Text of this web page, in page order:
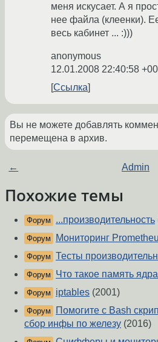
меня искусает. А я
нее файла (клеенки).
весь кабинет ... :)))
anonymous
12.01.2008 22:40:58
Ссылка
Вы не можете добавлять
перемещена в архив.
← Admin
Похожие темы
Форум ...производительность
Форум Мониторинг
Форум Тесты
Форум Что такое память
Форум iptables (2001)
Форум
Помогите с Bash
сбор инфы по железу (2016)